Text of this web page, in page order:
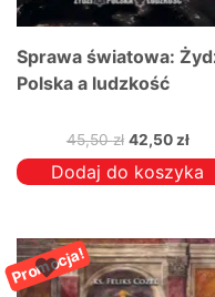
Sprawa światowa:
Polska a ludzkość
45,50zł Pierwotna
cena
wynosiła:
42,50 zł
Dodaj do koszyka
Promocja!